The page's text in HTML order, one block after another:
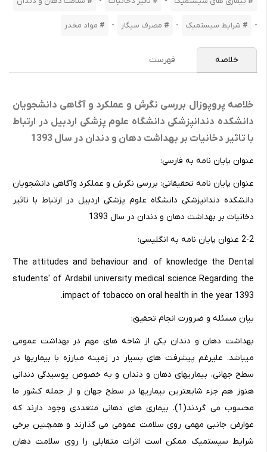
- شرایط سیستمیک - مصرف سیگار - مواد مخدر
خلاصه فهرست
خلاصه پروپوزال بررسی نگرش و عملکرد و آگاهی دانشجویان
دانشکده دندانپزشکی دانشگاه علوم پزشکی اردبیل در ارتباط
با تاثیر دخانیات بر بهداشت دهان و دندان در سال 1393
عنوان پایان نامه به فارسی:
عنوان پایان نامه تحقیقاتی: بررسی نگرش و عملکرد وآگاهی دانشجویان
دانشکده دندانپزشکی دانشگاه علوم پزشکی اردبیل در ارتباط با تاثیر
دخانیات بر بهداشت دهان و دندان در سال 1393
2-2 عنوان پایان نامه به انگلیسی:
The attitudes and behaviour and of knowledge the Dental
students' of Ardabil university medical science Regarding the
impact of tobacco on oral health in the year 1393.
بیان مسئله و ضرورت انجام تحقیق:
بهداشت دهان و دندان یکی از شاخه‏ های مهم در بهداشت عمومی
می‏باشد. علیرغم پیشرفت های بسیار در زمینه مبارزه با بیماریها در
سطح جهانی، بیماریهای دهان و دندان و به خصوص پوسیدگی دندانی
هنوز هم جزء شایعترین بیماریها در سطح جهان و از جمله کشور ما
محسوب می گردند(1). بیماری های دهانی متعددی وجود دارند که
عوارض جانبی مهمی روی سلامت عمومی می گذارند و همچنین برخی
شرایط سیستمیک ممکن است اثرات متقابلی را روی سلامت دهان